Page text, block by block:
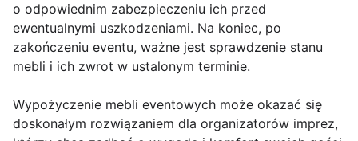
o odpowiednim zabezpieczeniu ich przed
ewentualnymi uszkodzeniami. Na koniec, po
zakończeniu eventu, ważne jest sprawdzenie stanu
mebli i ich zwrot w ustalonym terminie.
Wypożyczenie mebli eventowych może okazać się
doskonałym rozwiązaniem dla organizatorów imprez,